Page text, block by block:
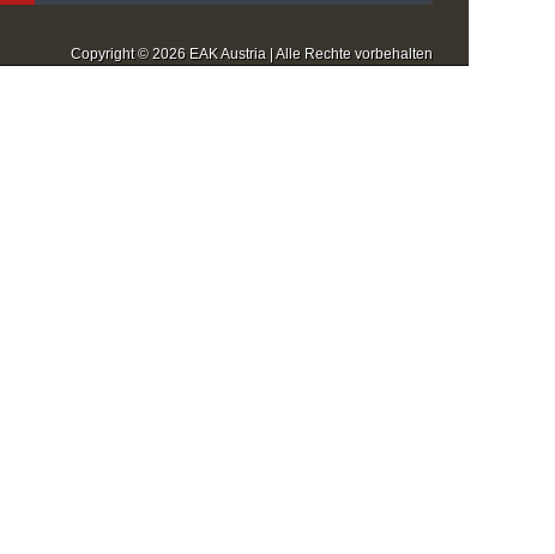
Copyright © 2026 EAK Austria | Alle Rechte vorbehalten